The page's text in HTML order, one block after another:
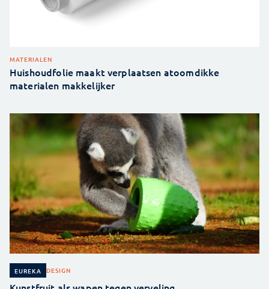
MATERIALEN
Huishoudfolie maakt verplaatsen atoomdikke
materialen makkelijker
EUREKA DESIGN